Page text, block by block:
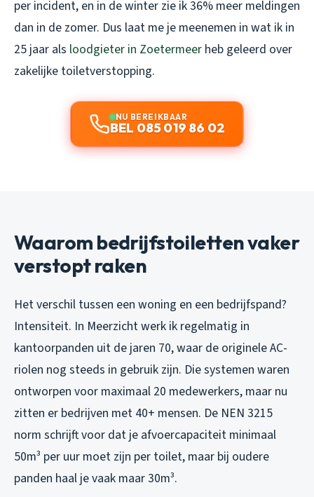
per incident, en in de winter zie ik 36% meer meldingen
dan in de zomer. Dus laat me je meenemen in wat ik in
25 jaar als loodgieter in Zoetermeer heb geleerd over
zakelijke toiletverstopping.
NU BEREIKBAAR
BEL 085 019 86 02
Waarom bedrijfstoiletten vaker
verstopt raken
Het verschil tussen een woning en een bedrijfspand?
Intensiteit. In Meerzicht werk ik regelmatig in
kantoorpanden uit de jaren 70, waar de originele AC-
riolen nog steeds in gebruik zijn. Die systemen waren
ontworpen voor maximaal 20 medewerkers, maar nu
zitten er bedrijven met 40+ mensen. De NEN 3215
norm schrijft voor dat je afvoercapaciteit minimaal
50m³ per uur moet zijn per toilet, maar bij oudere
panden haal je vaak maar 30m³.